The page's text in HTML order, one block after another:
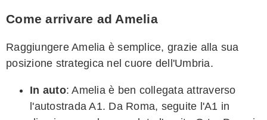
Come arrivare ad Amelia
Raggiungere Amelia è semplice, grazie alla sua
posizione strategica nel cuore dell'Umbria.
In auto: Amelia è ben collegata attraverso
l'autostrada A1. Da Roma, seguite l'A1 in